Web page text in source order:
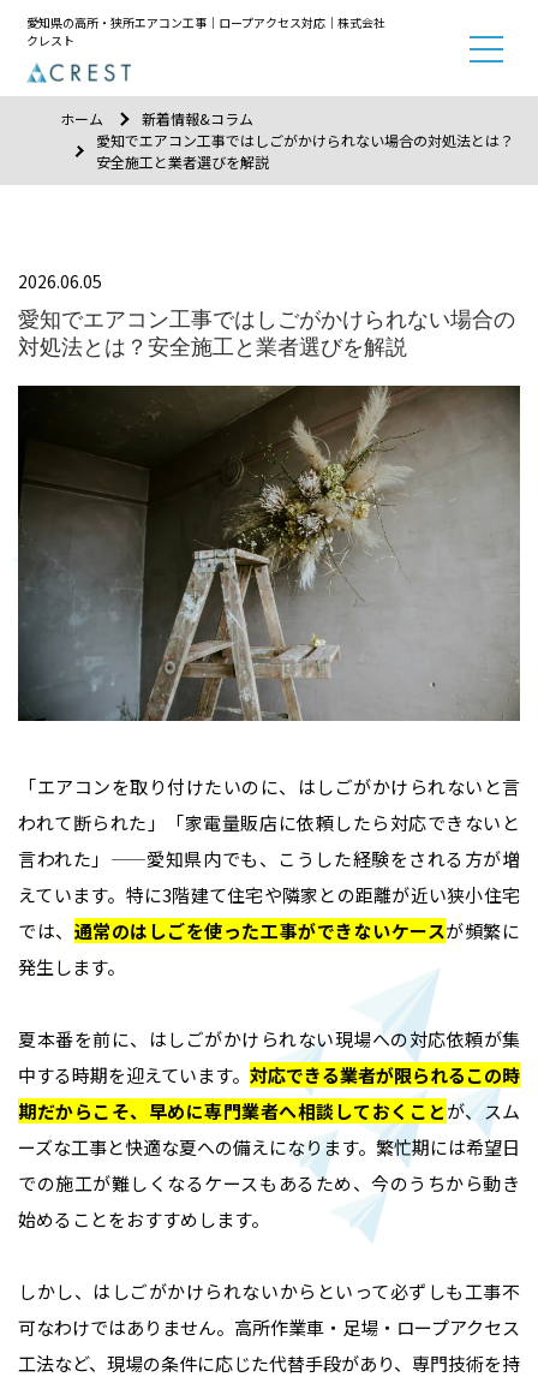
愛知県の高所・狭所エアコン工事｜ロープアクセス対応｜株式会社
クレスト
ホーム
新着情報&コラム
愛知でエアコン工事ではしごがかけられない場合の対処法とは？
安全施工と業者選びを解説
2026.06.05
愛知でエアコン工事ではしごがかけられない場合の
対処法とは？安全施工と業者選びを解説
「エアコンを取り付けたいのに、はしごがかけられないと言
われて断られた」「家電量販店に依頼したら対応できないと
言われた」——愛知県内でも、こうした経験をされる方が増
えています。特に3階建て住宅や隣家との距離が近い狭小住宅
では、 通常のはしごを使った工事ができないケースが頻繁に
発生します。
夏本番を前に、はしごがかけられない現場への対応依頼が集
中する時期を迎えています。 対応できる業者が限られるこの時
期だからこそ、早めに専門業者へ相談しておくことが、スム
ーズな工事と快適な夏への備えになります。繁忙期には希望日
での施工が難しくなるケースもあるため、今のうちから動き
始めることをおすすめします。
しかし、はしごがかけられないからといって必ずしも工事不
可なわけではありません。高所作業車・足場・ロープアクセス
工法など、現場の条件に応じた代替手段があり、専門技術を持